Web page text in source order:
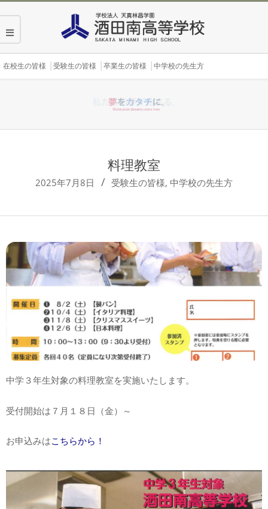
content
Secondary
在校生の皆様 受験生の皆様 卒業生の皆様 中学校の先生方
料理教室
2025年7月8日 受験生の皆様, 中学校の先生方
中学３年生対象の料理教室を実施いたします。
受付開始は７月１８日（金）～
お申込みはこちらから！